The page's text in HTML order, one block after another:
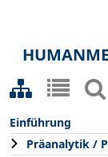
Einführung
Präanalytik /